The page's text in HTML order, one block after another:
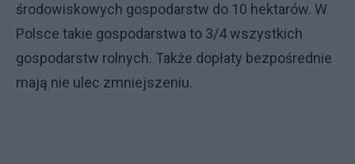
środowiskowych gospodarstw do 10 hektarów. W
Polsce takie gospodarstwa to 3/4 wszystkich
gospodarstw rolnych. Także dopłaty bezpośrednie
mają nie ulec zmniejszeniu.